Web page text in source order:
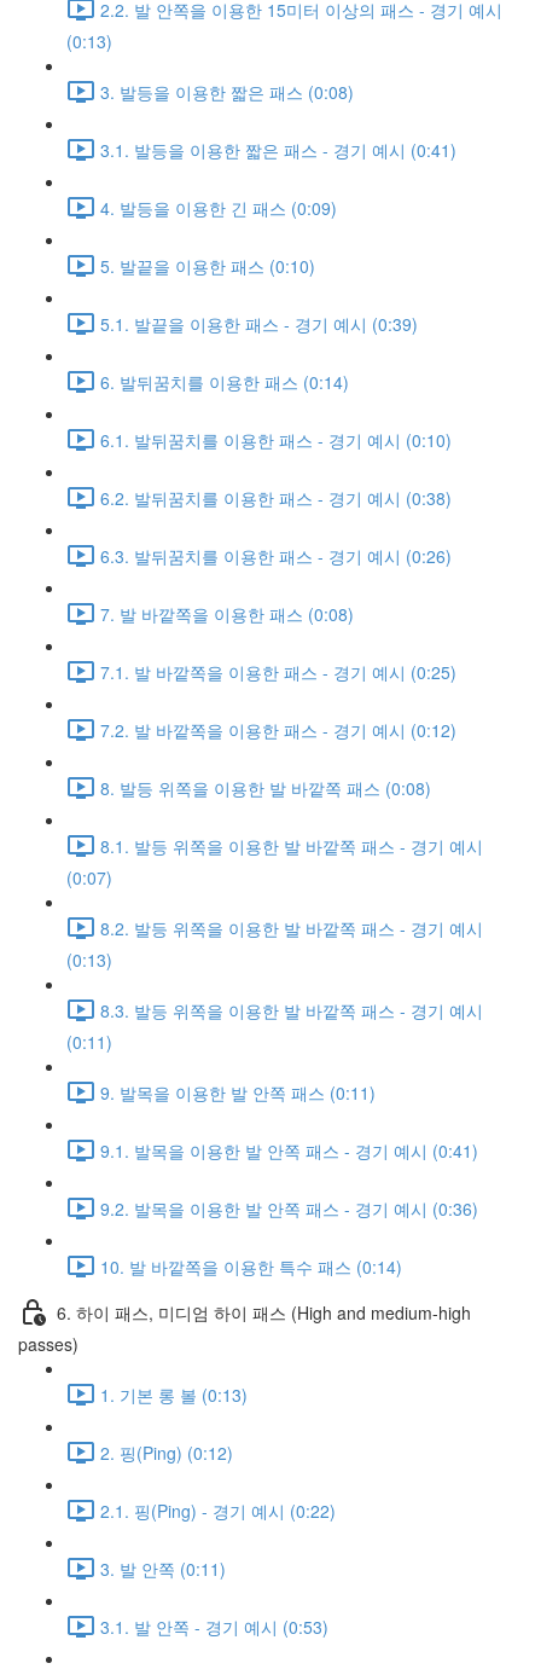
2.2. 발 안쪽을 이용한 15미터 이상의 패스 - 경기 예시
(0:13)
3. 발등을 이용한 짧은 패스 (0:08)
3.1. 발등을 이용한 짧은 패스 - 경기 예시 (0:41)
4. 발등을 이용한 긴 패스 (0:09)
5. 발끝을 이용한 패스 (0:10)
5.1. 발끝을 이용한 패스 - 경기 예시 (0:39)
6. 발뒤꿈치를 이용한 패스 (0:14)
6.1. 발뒤꿈치를 이용한 패스 - 경기 예시 (0:10)
6.2. 발뒤꿈치를 이용한 패스 - 경기 예시 (0:38)
6.3. 발뒤꿈치를 이용한 패스 - 경기 예시 (0:26)
7. 발 바깥쪽을 이용한 패스 (0:08)
7.1. 발 바깥쪽을 이용한 패스 - 경기 예시 (0:25)
7.2. 발 바깥쪽을 이용한 패스 - 경기 예시 (0:12)
8. 발등 위쪽을 이용한 발 바깥쪽 패스 (0:08)
8.1. 발등 위쪽을 이용한 발 바깥쪽 패스 - 경기 예시
(0:07)
8.2. 발등 위쪽을 이용한 발 바깥쪽 패스 - 경기 예시
(0:13)
8.3. 발등 위쪽을 이용한 발 바깥쪽 패스 - 경기 예시
(0:11)
9. 발목을 이용한 발 안쪽 패스 (0:11)
9.1. 발목을 이용한 발 안쪽 패스 - 경기 예시 (0:41)
9.2. 발목을 이용한 발 안쪽 패스 - 경기 예시 (0:36)
10. 발 바깥쪽을 이용한 특수 패스 (0:14)
6. 하이 패스, 미디엄 하이 패스 (High and medium-high
passes)
1. 기본 롱 볼 (0:13)
2. 핑(Ping) (0:12)
2.1. 핑(Ping) - 경기 예시 (0:22)
3. 발 안쪽 (0:11)
3.1. 발 안쪽 - 경기 예시 (0:53)